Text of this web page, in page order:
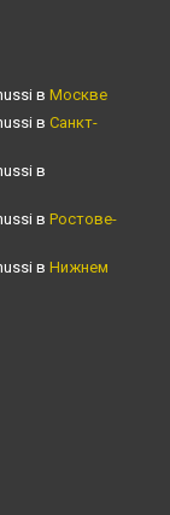
в Москве
в Санкт-
в
в Ростове-
в Нижнем
в
в
в